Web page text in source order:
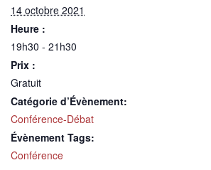
14 octobre 2021
Heure :
19h30 - 21h30
Prix :
Gratuit
Catégorie d’Évènement:
Conférence-Débat
Évènement Tags:
Conférence